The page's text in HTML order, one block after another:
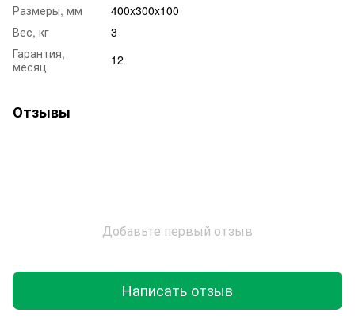
Размеры, мм
400x300x100
Вес, кг
3
Гарантия,
месяц
12
Отзывы
Добавьте первый отзыв
Написать отзыв